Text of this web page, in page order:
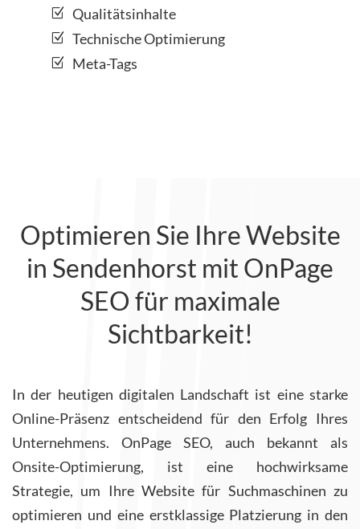
Qualitätsinhalte
Technische Optimierung
Meta-Tags
Optimieren Sie Ihre Website
in Sendenhorst mit OnPage
SEO für maximale
Sichtbarkeit!
In der heutigen digitalen Landschaft ist eine starke
Online-Präsenz entscheidend für den Erfolg Ihres
Unternehmens. OnPage SEO, auch bekannt als
Onsite-Optimierung, ist eine hochwirksame
Strategie, um Ihre Website für Suchmaschinen zu
optimieren und eine erstklassige Platzierung in den